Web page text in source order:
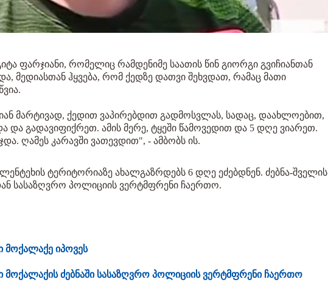
ფარჯიანი, რომელიც რამდენიმე საათის წინ გიორგი გვიჩიანთან
მედიასთან ჰყვება, რომ ქედზე დათვი შეხვდათ, რამაც მათი
მარტივად, ქედით ვაპირებდით გადმოსვლას, სადაც, დაახლოებით,
და გადავიფიქრეთ. ამის მერე, ტყეში წამოვედით და 5 დღე ვიარეთ.
ღამეს კარავში ვათევდით", - ამბობს ის.
ლენტეხის ტერიტორიაზე ახალგაზრდებს 6 დღე ეძებდნენ. ძებნა-შველის
სასაზღვრო პოლიციის ვერტმფრენი ჩაერთო.
მოქალაქე იპოვეს
ძებნაში სასაზღვრო პოლიციის ვერტმფრენი ჩაერთო